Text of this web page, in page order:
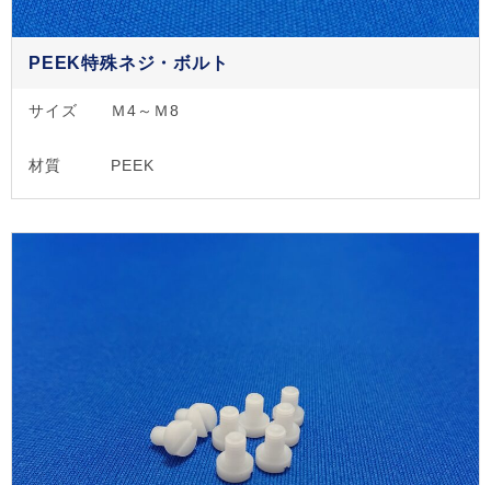
PEEK特殊ネジ・ボルト
サイズ Ｍ4～Ｍ8
材質 PEEK